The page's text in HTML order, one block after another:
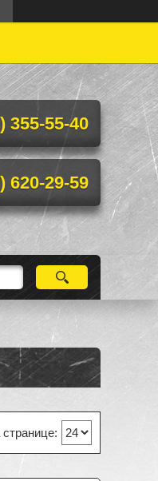
355-55-40
620-29-59